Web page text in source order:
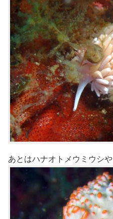
あとはハナオトメウミウシや